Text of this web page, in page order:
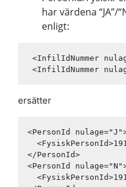
har värdena “JA”/
enligt:
<InfilIdNummer
<InfilIdNummer
ersätter
<PersonId
</PersonId>
<PersonId